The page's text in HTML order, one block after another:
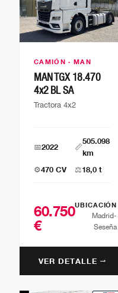
CAMIÓN · MAN
MAN TGX 18.470
4x2 BL SA
Tractora 4x2
📅2022 📏
505.098
km
⚙️470 CV ⚖️18,0 t
60.750
€
UBICACIÓN
Madrid-
Seseña
VER DETALLE →